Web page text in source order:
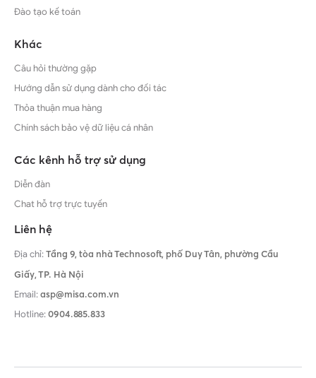
Đào tạo kế toán
Khác
Câu hỏi thường gặp
Hướng dẫn sử dụng dành cho đối tác
Thỏa thuận mua hàng
Chính sách bảo vệ dữ liệu cá nhân
Các kênh hỗ trợ sử dụng
Diễn đàn
Chat hỗ trợ trực tuyến
Liên hệ
Địa chỉ:Tầng 9, tòa nhà Technosoft, phố Duy Tân, phường Cầu
Giấy,TP. Hà Nội
Email:asp@misa.com.vn
Hotline:0904.885.833